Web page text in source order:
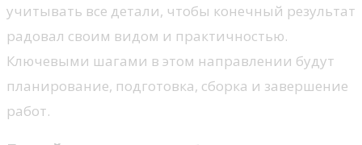
учитывать все детали, чтобы конечный результат
радовал своим видом и практичностью.
Ключевыми шагами в этом направлении будут
планирование, подготовка, сборка и завершение
работ.